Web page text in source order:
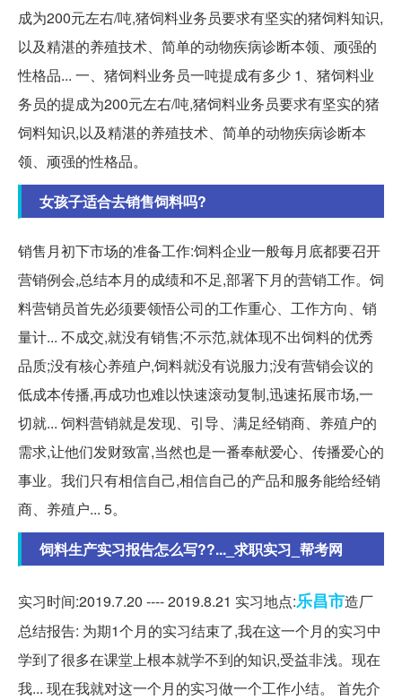
成为200元左右/吨,猪饲料业务员要求有坚实的猪饲料知识,
以及精湛的养殖技术、简单的动物疾病诊断本领、顽强的
性格品... 一、猪饲料业务员一吨提成有多少 1、猪饲料业
务员的提成为200元左右/吨,猪饲料业务员要求有坚实的猪
饲料知识,以及精湛的养殖技术、简单的动物疾病诊断本
领、顽强的性格品。
女孩子适合去销售饲料吗?
销售月初下市场的准备工作:饲料企业一般每月底都要召开
营销例会,总结本月的成绩和不足,部署下月的营销工作。饲
料营销员首先必须要领悟公司的工作重心、工作方向、销
量计... 不成交,就没有销售;不示范,就体现不出饲料的优秀
品质;没有核心养殖户,饲料就没有说服力;没有营销会议的
低成本传播,再成功也难以快速滚动复制,迅速拓展市场,一
切就... 饲料营销就是发现、引导、满足经销商、养殖户的
需求,让他们发财致富,当然也是一番奉献爱心、传播爱心的
事业。我们只有相信自己,相信自己的产品和服务能给经销
商、养殖户... 5。
饲料生产实习报告怎么写??..._求职实习_帮考网
实习时间:2019.7.20 ---- 2019.8.21 实习地点:乐昌市造厂
总结报告: 为期1个月的实习结束了,我在这一个月的实习中
学到了很多在课堂上根本就学不到的知识,受益非浅。现在
我... 现在我就对这一个月的实习做一个工作小结。 首先介